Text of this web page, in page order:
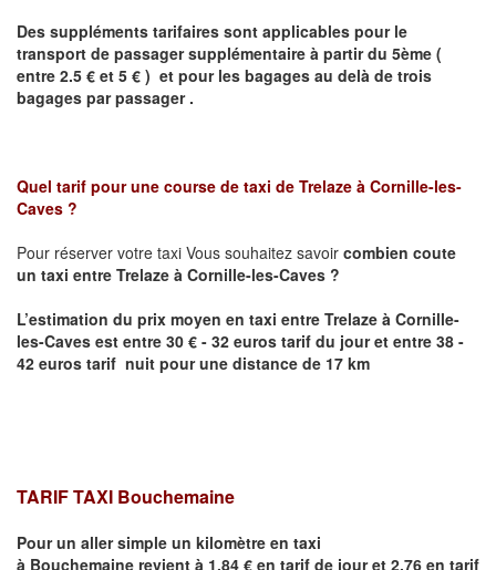
Des suppléments tarifaires sont applicables pour le
transport de passager supplémentaire à partir du 5ème (
entre 2.5 € et 5 € ) et pour les bagages au delà de trois
bagages par passager .
Quel tarif pour une course de taxi de Trelaze à Cornille-les-
Caves ?
Pour réserver votre taxi Vous souhaitez savoir combien coute
un taxi entre Trelaze à Cornille-les-Caves ?
L’estimation du prix moyen en taxi entre Trelaze à Cornille-
les-Caves est entre 30 € - 32 euros tarif du jour et entre 38 -
42 euros tarif nuit pour une distance de 17 km
TARIF TAXI Bouchemaine
Pour un aller simple un kilomètre en taxi
à Bouchemaine revient à 1.84 € en tarif de jour et 2.76 en tarif